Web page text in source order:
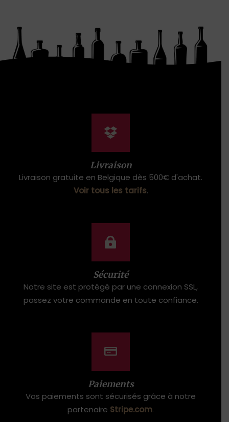
Livraison
Livraison gratuite en Belgique dès 500€ d'achat.
Voir tous les tarifs.
Sécurité
Notre site est protégé par une connexion SSL,
passez votre commande en toute confiance.
Paiements
Vos paiements sont sécurisés grâce à notre
partenaire Stripe.com.